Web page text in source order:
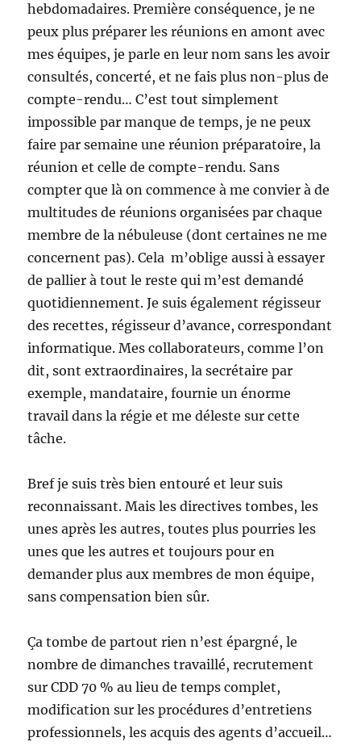
hebdomadaires. Première conséquence, je ne
peux plus préparer les réunions en amont avec
mes équipes, je parle en leur nom sans les avoir
consultés, concerté, et ne fais plus non-plus de
compte-rendu… C’est tout simplement
impossible par manque de temps, je ne peux
faire par semaine une réunion préparatoire, la
réunion et celle de compte-rendu. Sans
compter que là on commence à me convier à de
multitudes de réunions organisées par chaque
membre de la nébuleuse (dont certaines ne me
concernent pas). Cela m’oblige aussi à essayer
de pallier à tout le reste qui m’est demandé
quotidiennement. Je suis également régisseur
des recettes, régisseur d’avance, correspondant
informatique. Mes collaborateurs, comme l’on
dit, sont extraordinaires, la secrétaire par
exemple, mandataire, fournie un énorme
travail dans la régie et me déleste sur cette
tâche.
Bref je suis très bien entouré et leur suis
reconnaissant. Mais les directives tombes, les
unes après les autres, toutes plus pourries les
unes que les autres et toujours pour en
demander plus aux membres de mon équipe,
sans compensation bien sûr.
Ça tombe de partout rien n’est épargné, le
nombre de dimanches travaillé, recrutement
sur CDD 70 % au lieu de temps complet,
modification sur les procédures d’entretiens
professionnels, les acquis des agents d’accueil…